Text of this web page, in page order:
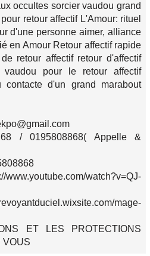
occultes sorcier vaudou grand
retour affectif L'Amour: rituel
d'une personne aimer, alliance
en Amour Retour affectif rapide
retour affectif retour d'affectif
vaudou pour le retour affectif
contacte d'un grand marabout
/ 0195808868( Appelle &
watch?v=QJ-
mage-
ET LES PROTECTIONS
VOUS